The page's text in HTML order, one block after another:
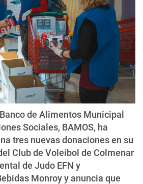
de Alimentos Municipal
Sociales, BAMOS, ha
tres nuevas donaciones en su
Club de Voleibol de Colmenar
de Judo EFN y
Monroy y anuncia que